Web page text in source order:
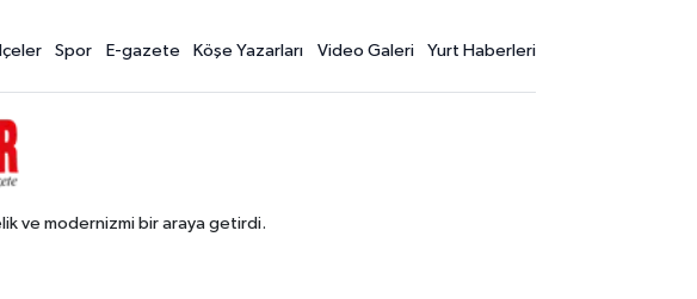
İlçeler Spor E-gazete Köşe Yazarları Video Galeri Yurt Haberleri
ve modernizmi bir araya getirdi.